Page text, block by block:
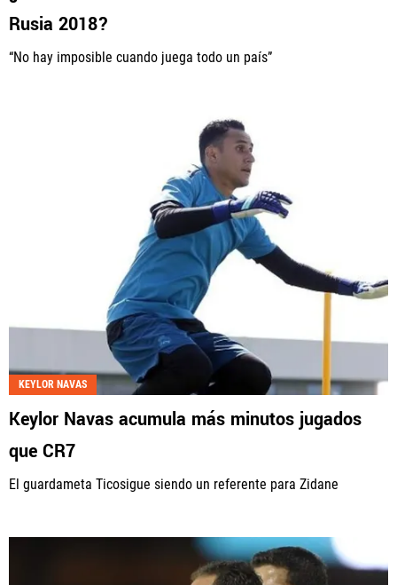
Rusia 2018?
“No hay imposible cuando juega todo un país”
KEYLOR NAVAS
Keylor Navas acumula más minutos jugados
que CR7
El guardameta Ticosigue siendo un referente para Zidane